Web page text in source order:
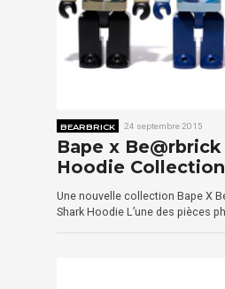
BEARBRICK 24 septembre 2015
Bape x Be@rbrick
Hoodie Collection
Une nouvelle collection Bape X
Shark Hoodie L’une des pièces